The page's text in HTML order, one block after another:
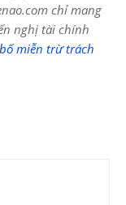
chỉ mang
nghị tài chính
miễn trừ trách